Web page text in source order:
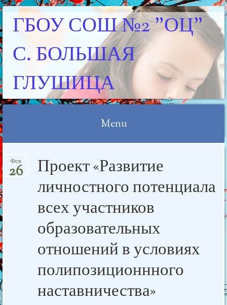
ГБОУ СОШ №2 "ОЦ"
С. БОЛЬШАЯ
ГЛУШИЦА
Menu
to
Проект «Развитие
личностного потенциала
всех участников
образовательных
отношений в условиях
полипозиционнного
наставничества»
Фев
26